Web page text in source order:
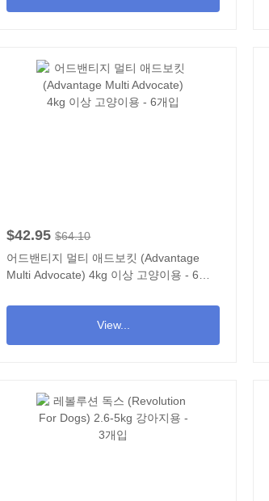
$42.95 $64.10
어드밴티지 멀티 애드보킷 (Advantage
Multi Advocate) 4kg 이상 고양이용 - 6개
View...